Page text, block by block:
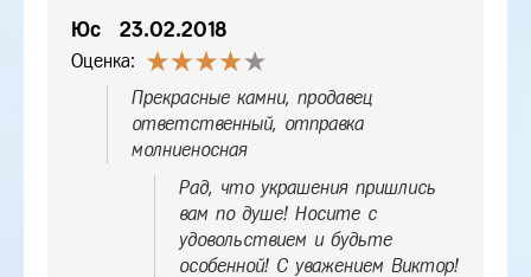
Юс 23.02.2018
Оценка:
Прекрасные камни, продавец
ответственный, отправка
молниеносная
Рад, что украшения пришлись
вам по душе! Носите с
удовольствием и будьте
особенной! С уважением Виктор!